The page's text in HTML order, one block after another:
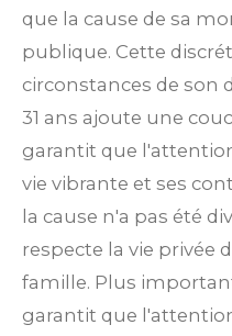
que la cause de sa
publique. Cette
circonstances de son
31 ans ajoute une
garantit que
vie vibrante et ses
la cause n'a pas été
respecte la vie privée
famille. Plus
garantit que